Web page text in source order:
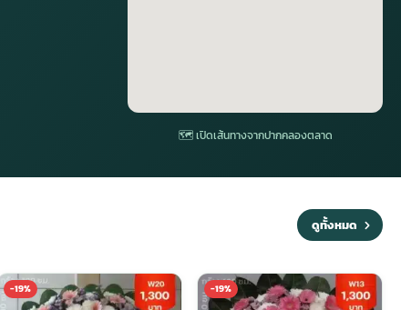
🗺 เปิดเส้นทางจากปากคลองตลาด
ดูทั้งหมด
-19% -19%